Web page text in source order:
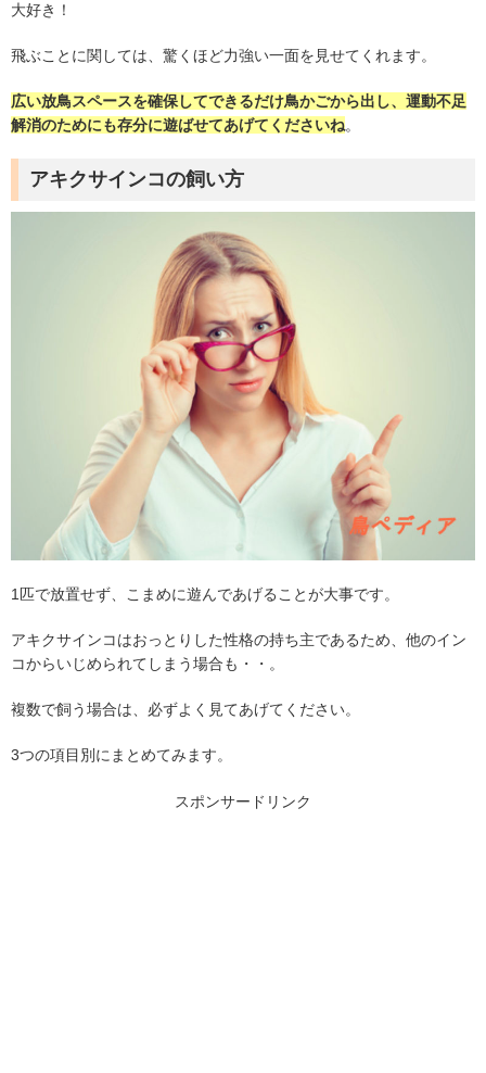
大好き！
飛ぶことに関しては、驚くほど力強い一面を見せてくれます。
広い放鳥スペースを確保してできるだけ鳥かごから出し、運動不足
解消のためにも存分に遊ばせてあげてくださいね。
アキクサインコの飼い方
1匹で放置せず、こまめに遊んであげることが大事です。
アキクサインコはおっとりした性格の持ち主であるため、他のイン
コからいじめられてしまう場合も・・。
複数で飼う場合は、必ずよく見てあげてください。
3つの項目別にまとめてみます。
スポンサードリンク